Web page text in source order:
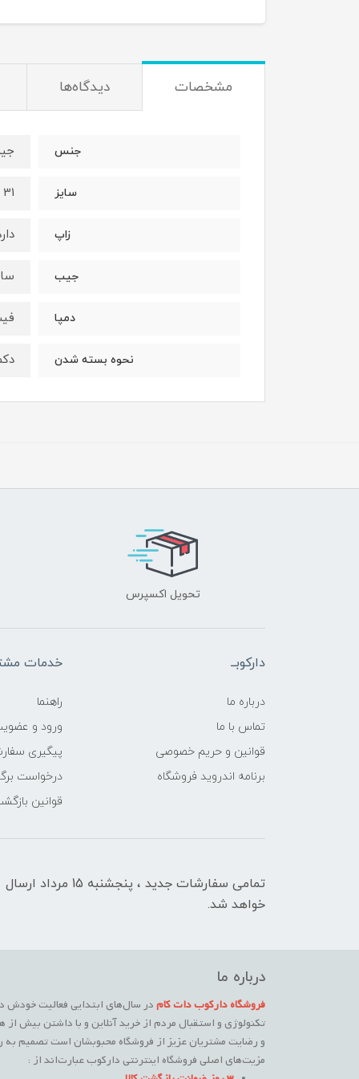
مشخصات دیدگاه‌ها
جنس
سایز 31 تا 36
زاپ
جیب
دمپا
نحوه بسته شدن
تحویل اکسپرس
دارکوبــ
درباره ما
تماس با ما
قوانین و حریم خصوصی
برنامه اندروید فروشگاه
خدمات
راهنما
ورود و
پیگیری
درخواست
قوانین
تمامی سفارشات جدید ، پنجشنبه 15 مرداد ارسال
خواهد شد.
درباره ما
فروشگاه دارکوب دات کامدر سال‌های ابتدایی فعالیت خودش
تکنولوژی و استقبال مردم از خرید آنلاین و با داشتن بیش
و رضایت مشتریان عزیز از فروشگاه محبوبشان است تصمیم به
مزیت‌های اصلی فروشگاه اینترنتی دارکوب عبارت‌اند از :